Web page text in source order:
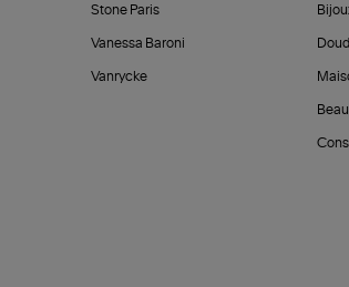
Stone Paris
Vanessa Baroni
Vanrycke